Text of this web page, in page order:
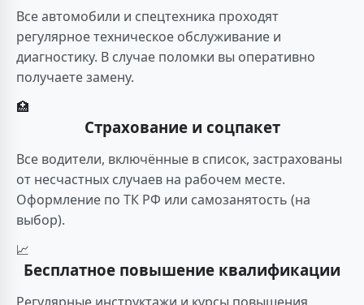
Все автомобили и спецтехника проходят
регулярное техническое обслуживание и
диагностику. В случае поломки вы оперативно
получаете замену.
🏥
Страхование и соцпакет
Все водители, включённые в список, застрахованы
от несчастных случаев на рабочем месте.
Оформление по ТК РФ или самозанятость (на
выбор).
📈
Бесплатное повышение квалификации